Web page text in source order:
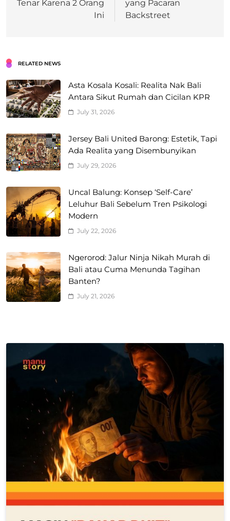
Tenar Karena 2 Orang
Ini
yang Pacaran
Backstreet
RELATED NEWS
Asta Kosala Kosali: Realita Nak Bali
Antara Sikut Rumah dan Cicilan KPR
July 31, 2026
Jersey Bali United Barong: Estetik, Tapi
Ada Realita yang Disembunyikan
July 29, 2026
Uncal Balung: Konsep ‘Self-Care’
Leluhur Bali Sebelum Tren Psikologi
Modern
July 22, 2026
Ngerorod: Jalur Ninja Nikah Murah di
Bali atau Cuma Menunda Tagihan
Banten?
July 21, 2026